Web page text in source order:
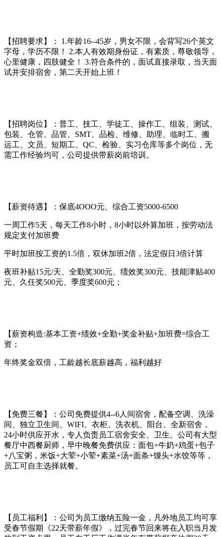
【招聘要求】： 1.年龄16--45岁，男女不限，会背写26个英文
字母，学历不限！ 2.本人有效期身份证，有素质，尊敬领导，
心里健康，四肢健全！ 3.符合条件的，面试直接录取，当天面
试并安排宿舍，第二天开始上班！
【招聘岗位】：普工、技工、学徒工、操作工、组装、测试、
包装、仓管、品管、SMT、品检、维修、助理、临时工、搬
运工、文员、短期工、QC、检验、实习仓库等多个岗位，无
需工作经验均可，公司提供带薪岗前培训。
【薪资待遇】：保底4OOO元、综合工资5000-6500
一周工作5天，每天工作8小时，8小时以外算加班，按劳动法
规定支付加班费
平时加班按工资的1.5倍，双休加班2倍，法定假日3倍计算
夜班补贴15元/天、全勤奖300元、绩效奖300元、技能津贴400
元、久任奖500元、季度奖600元；
【薪资构造:基本工资+绩效+全勤+奖金补贴+加班费=综合工
资；
年终奖金双倍，工龄越长底薪越高，福利越好
【免费三餐】：公司免费提供4--6人间宿舍，配备空调、洗澡
间、独立卫生间、WIFI、衣柜、洗衣机、阳台、全新宿舍，
24小时供应开水，专人负责员工宿舍安全、卫生。公司有大型
餐厅中西餐厨师，早中晚餐免费供应：面包+牛奶+鸡蛋+包子
+八宝粥，米饭+大荤+小荤+素菜+汤+面条+馒头+水饺等等，
员工可自主选择就餐。
【员工福利】：公司为员工缴纳五险一金，凡外地员工均可享
受春节假期《22天带薪年假》，过完春节回来将在入职当月发